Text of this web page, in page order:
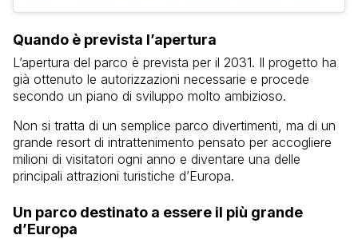
Quando è prevista l’apertura
L’apertura del parco è prevista per il 2031. Il progetto ha
già ottenuto le autorizzazioni necessarie e procede
secondo un piano di sviluppo molto ambizioso.
Non si tratta di un semplice parco divertimenti, ma di un
grande resort di intrattenimento pensato per accogliere
milioni di visitatori ogni anno e diventare una delle
principali attrazioni turistiche d’Europa.
Un parco destinato a essere il più grande
d’Europa